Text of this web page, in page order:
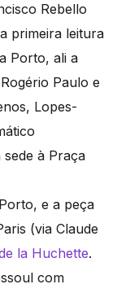
Rebello
primeira leitura
Porto, ali a
Paulo e
Lopes-
à Praça
e a peça
(via Claude
la Huchette.
com